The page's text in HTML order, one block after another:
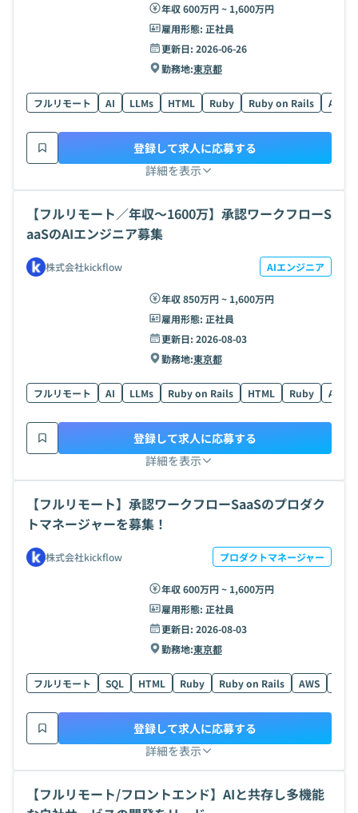
年収 600万円 ~ 1,600万円
雇用形態: 正社員
更新日: 2026-06-26
勤務地:東京都
フルリモート AI LLMs HTML Ruby Ruby on Rails AWS
詳細を表示
登録して求人に応募する
【フルリモート／年収〜1600万】承認ワークフローS
aaSのAIエンジニア募集
株式会社kickflow AIエンジニア
年収 850万円 ~ 1,600万円
雇用形態: 正社員
更新日: 2026-08-03
勤務地:東京都
フルリモート AI LLMs Ruby on Rails HTML Ruby AWS
詳細を表示
登録して求人に応募する
【フルリモート】承認ワークフローSaaSのプロダク
トマネージャーを募集！
株式会社kickflow プロダクトマネージャー
年収 600万円 ~ 1,600万円
雇用形態: 正社員
更新日: 2026-08-03
勤務地:東京都
フルリモート SQL HTML Ruby Ruby on Rails AWS
詳細を表示
登録して求人に応募する
【フルリモート/フロントエンド】AIと共存し多機能